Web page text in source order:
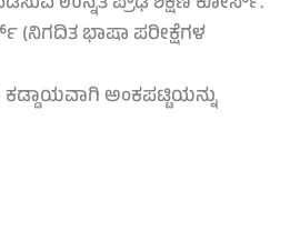
ಭಾಷಾ ಪರೀಕ್ಷೆಗಳ
ಅಂಕಪಟ್ಟಿಯನ್ನು